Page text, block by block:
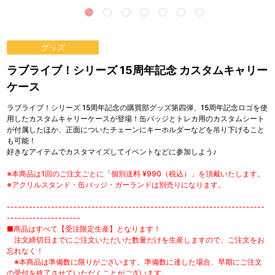
グッズ
ラブライブ！シリーズ 15周年記念 カスタムキャリー
ケース
ラブライブ！シリーズ 15周年記念の購買部グッズ第四弾、15周年記念ロゴを使
用したカスタムキャリーケースが登場！缶バッジとトレカ用のカスタムシート
が付属したほか、正面についたチェーンにキーホルダーなどを吊り下げること
も可能！
好きなアイテムでカスタマイズしてイベントなどに参加しよう♪
※本商品は1回のご注文ごとに「個別送料 ¥990（税込）」を頂戴いたします。
※アクリルスタンド・缶バッジ・ガーランドは別売りになります。
----------------------------------------------------------------------
--------------------
■商品はすべて【受注限定生産】となります！
注文締切日までにご注文いただいた数量だけを生産しますので、ご注文をお
忘れなく！
※本商品は準備数に限りがございます。準備数に達した場合、早期にご注文
の受付を終了させていただくことがございます。